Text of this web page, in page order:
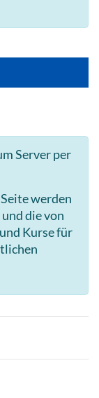
Server per
werden
die von
Kurse für